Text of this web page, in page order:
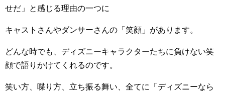
せだ」と感じる理由の一つに
キャストさんやダンサーさんの「笑顔」があります。
どんな時でも、ディズニーキャラクターたちに負けない笑
顔で語りかけてくれるのです。
笑い方、喋り方、立ち振る舞い、全てに「ディズニーなら